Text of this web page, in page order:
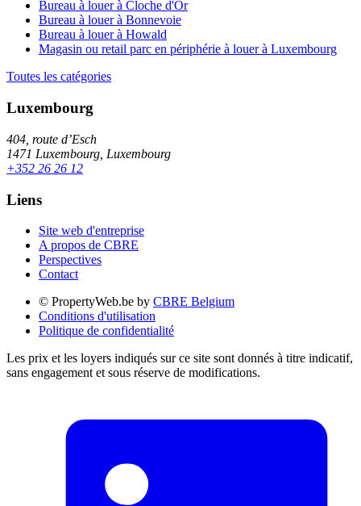
Bureau à louer à Cloche d'Or
Bureau à louer à Bonnevoie
Bureau à louer à Howald
Magasin ou retail parc en périphérie à louer à Luxembourg
Toutes les catégories
Luxembourg
404, route d’Esch
1471 Luxembourg, Luxembourg
+352 26 26 12
Liens
Site web d'entreprise
A propos de CBRE
Perspectives
Contact
© PropertyWeb.be by CBRE Belgium
Conditions d'utilisation
Politique de confidentialité
Les prix et les loyers indiqués sur ce site sont donnés à titre indicatif,
sans engagement et sous réserve de modifications.